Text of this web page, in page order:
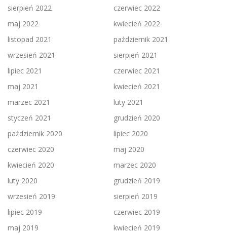
sierpień 2022
czerwiec 2022
maj 2022
kwiecień 2022
listopad 2021
październik 2021
wrzesień 2021
sierpień 2021
lipiec 2021
czerwiec 2021
maj 2021
kwiecień 2021
marzec 2021
luty 2021
styczeń 2021
grudzień 2020
październik 2020
lipiec 2020
czerwiec 2020
maj 2020
kwiecień 2020
marzec 2020
luty 2020
grudzień 2019
wrzesień 2019
sierpień 2019
lipiec 2019
czerwiec 2019
maj 2019
kwiecień 2019